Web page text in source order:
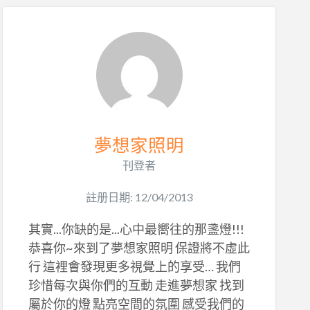
夢想家照明
刊登者
註册日期: 12/04/2013
其實...你缺的是...心中最嚮往的那盞燈!!!
恭喜你~來到了夢想家照明 保證將不虛此
行 這裡會發現更多視覺上的享受… 我們
珍惜每次與你們的互動 走進夢想家 找到
屬於你的燈 點亮空間的氛圍 感受我們的